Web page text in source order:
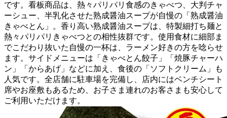
です。看板商品は、熱々パリパリ食感のきゃべつ、大判チャ
ーシュー、半乳化させた熟成醤油スープが自慢の「熟成醤油
きゃべとん」。香り高い熟成醤油スープは、特製細打ち麺と
熱々パリパリきゃべつとの相性抜群です。使用食材に細部ま
でこだわり抜いた自慢の一杯は、ラーメン好きの方を唸らせ
ます。サイドメニューは「きゃべとん餃子」「焼豚チャーハ
ン」「からあげ」などに加え、食後の「ソフトクリーム」も
人気です。全店舗に駐車場を完備し、店内にはベンチシート
席やお座敷もあるため、お子さま連れのお客さまも安心して
ご利用いただけます。